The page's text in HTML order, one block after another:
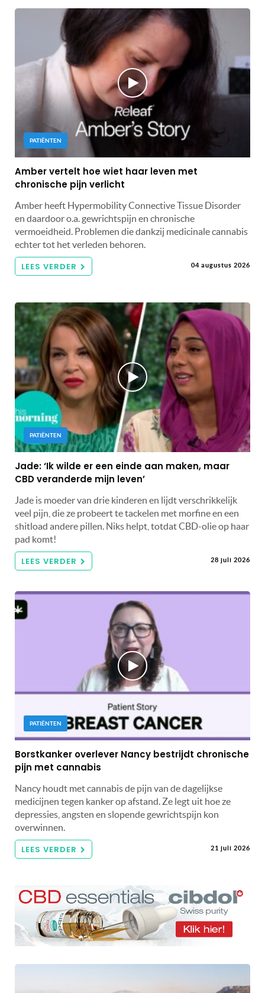
PATIËNTEN
Amber vertelt hoe wiet haar leven met
chronische pijn verlicht
Amber heeft Hypermobility Connective Tissue Disorder
en daardoor o.a. gewrichtspijn en chronische
vermoeidheid. Problemen die dankzij medicinale cannabis
echter tot het verleden behoren.
LEES VERDER 04 augustus 2026
PATIËNTEN
Jade: ‘Ik wilde er een einde aan maken, maar
CBD veranderde mijn leven’
Jade is moeder van drie kinderen en lijdt verschrikkelijk
veel pijn, die ze probeert te tackelen met morfine en een
shitload andere pillen. Niks helpt, totdat CBD-olie op haar
pad komt!
LEES VERDER 28 juli 2026
PATIËNTEN
Borstkanker overlever Nancy bestrijdt chronische
pijn met cannabis
Nancy houdt met cannabis de pijn van de dagelijkse
medicijnen tegen kanker op afstand. Ze legt uit hoe ze
depressies, angsten en slopende gewrichtspijn kon
overwinnen.
LEES VERDER 21 juli 2026